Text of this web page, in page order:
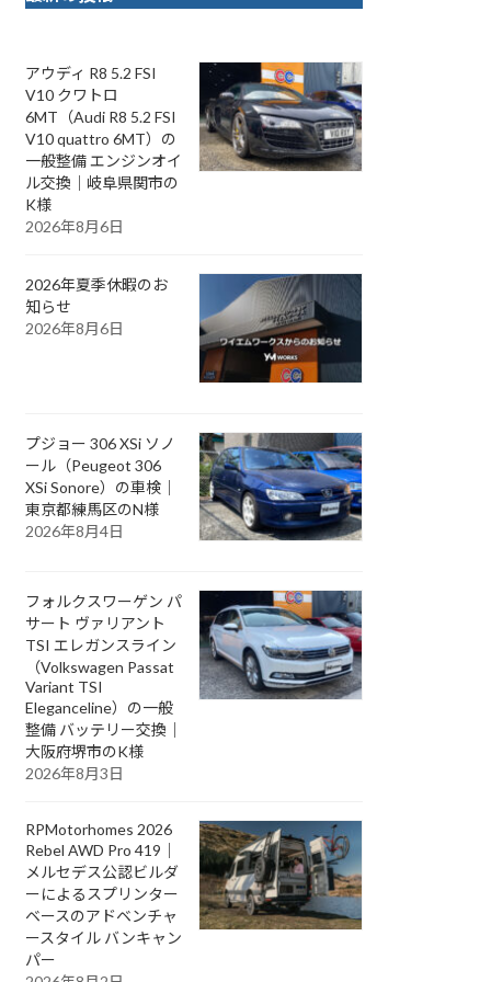
アウディ R8 5.2 FSI
V10 クワトロ
6MT（Audi R8 5.2 FSI
V10 quattro 6MT）の
一般整備 エンジンオイ
ル交換｜岐阜県関市の
K様
2026年8月6日
2026年夏季休暇のお
知らせ
2026年8月6日
プジョー 306 XSi ソノ
ール（Peugeot 306
XSi Sonore）の車検｜
東京都練馬区のN様
2026年8月4日
フォルクスワーゲン パ
サート ヴァリアント
TSI エレガンスライン
（Volkswagen Passat
Variant TSI
Eleganceline）の一般
整備 バッテリー交換｜
大阪府堺市のK様
2026年8月3日
RPMotorhomes 2026
Rebel AWD Pro 419｜
メルセデス公認ビルダ
ーによるスプリンター
ベースのアドベンチャ
ースタイル バンキャン
パー